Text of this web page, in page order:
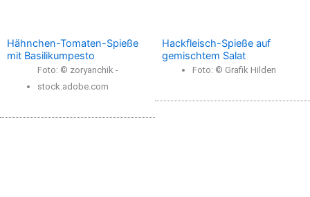
Hähnchen-Tomaten-Spieße
mit Basilikumpesto
Foto: © zoryanchik -
stock.adobe.com
Hackfleisch-Spieße auf
gemischtem Salat
Foto: © Grafik Hilden